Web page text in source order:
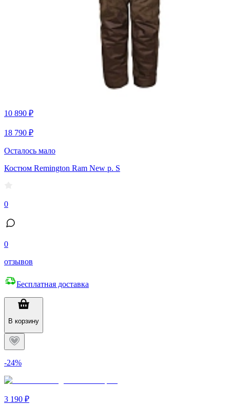
10 890 ₽
18 790 ₽
Осталось мало
Костюм Remington Ram New р. S
0
0
отзывов
Бесплатная доставка
В корзину
-24%
3 190 ₽